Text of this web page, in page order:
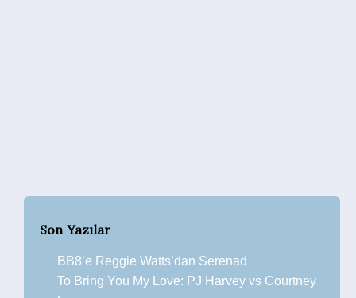
Son Yazılar
BB8’e Reggie Watts’dan Serenad
To Bring You My Love: PJ Harvey vs Courtney